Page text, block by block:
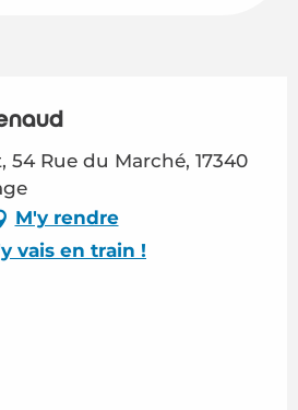
54 Rue du Marché, 17340
M'y rendre
vais en train !